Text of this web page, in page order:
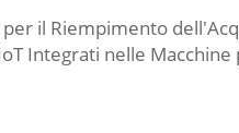
il Riempimento
Integrati nelle
il riempimento
semplice funzione